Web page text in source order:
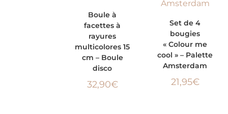
PANIER
Boule à
facettes à
rayures
multicolores 15
cm – Boule
disco
32,90€
PANIER
Set de 4
bougies
« Colour me
cool » – Palette
Amsterdam
21,95€